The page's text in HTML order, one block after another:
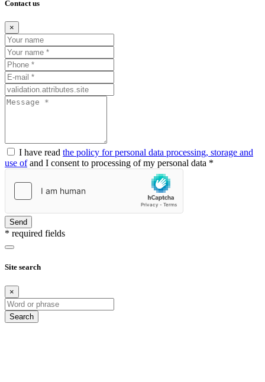
Contact us
×
I have read the policy for personal data processing, storage and
use ofand I consent to processing of my personal data *
Send
* required fields
Site search
×
Search